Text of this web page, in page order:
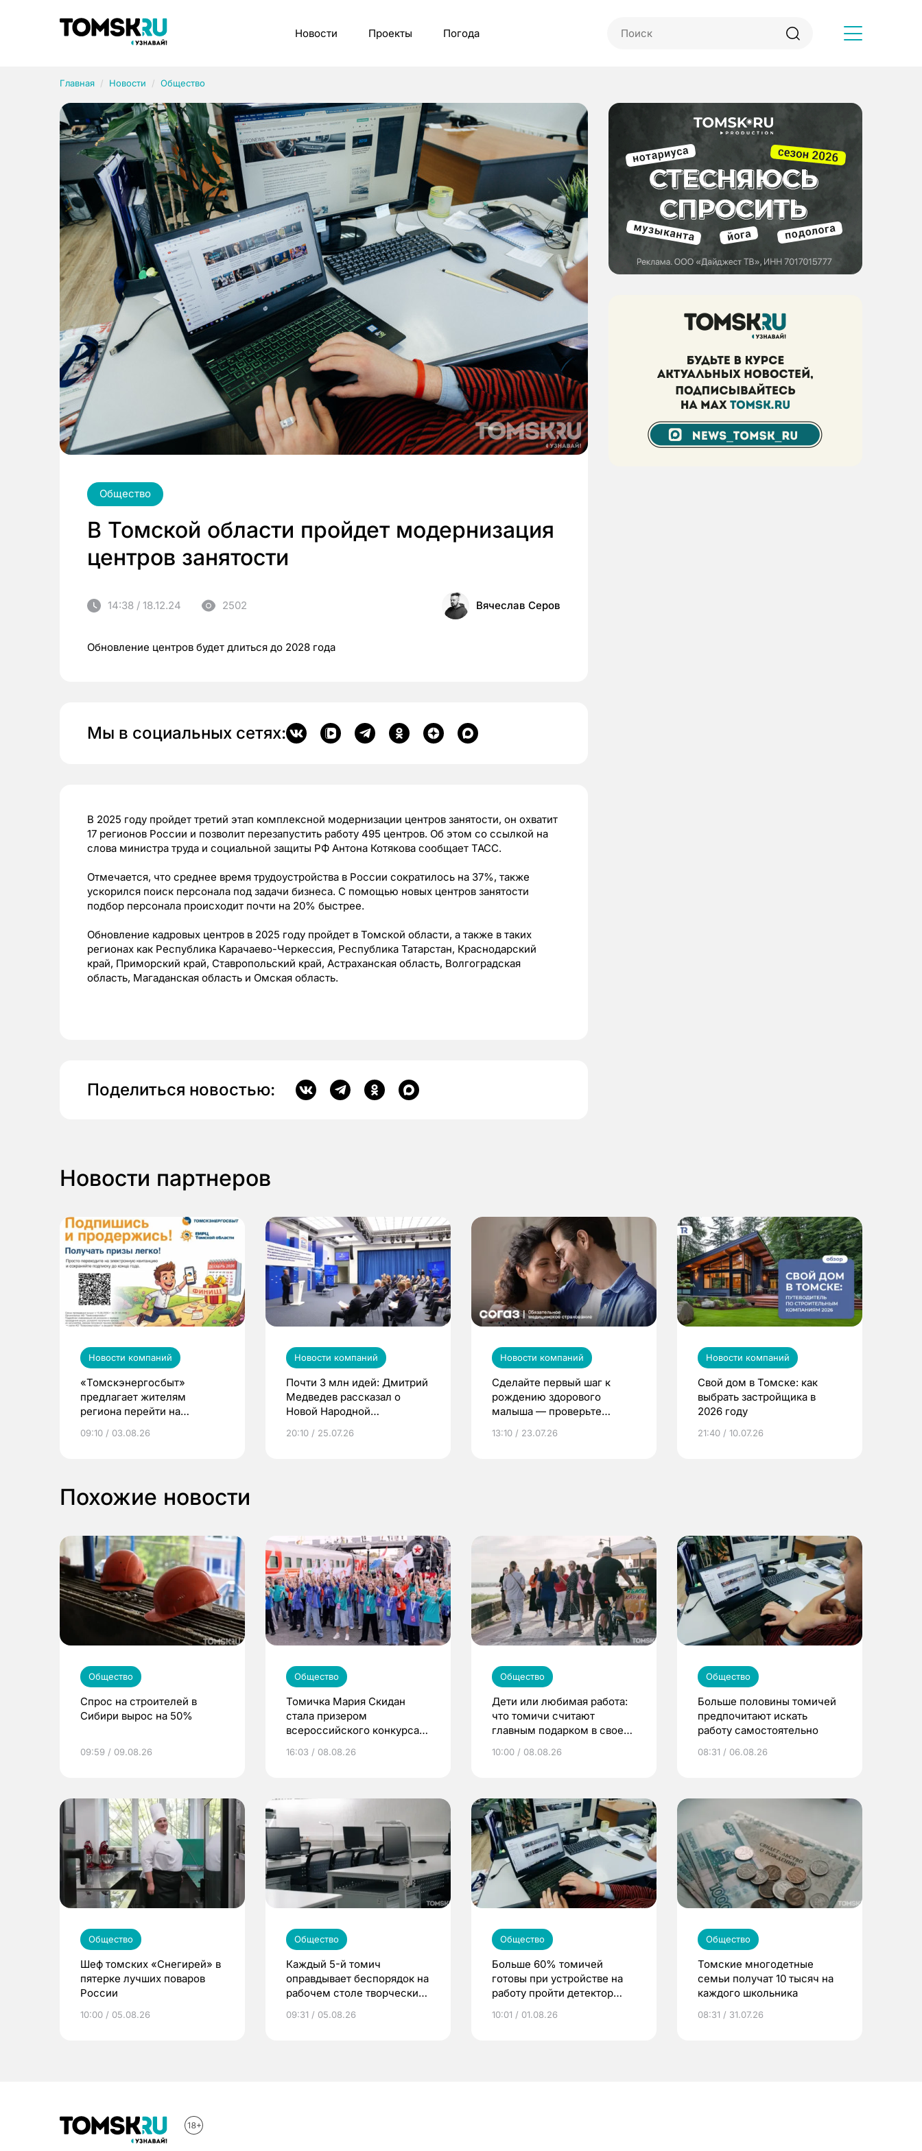
Новости Проекты Погода
Главная Новости Общество
Общество
В Томской области пройдет модернизация
центров занятости
14:38 / 18.12.24 2502 Вячеслав Серов
Обновление центров будет длиться до 2028 года
Мы в социальных сетях:
В 2025 году пройдет третий этап комплексной модернизации центров занятости, он охватит
17 регионов России и позволит перезапустить работу 495 центров. Об этом со ссылкой на
слова министра труда и социальной защиты РФ Антона Котякова сообщает ТАСС.
Отмечается, что среднее время трудоустройства в России сократилось на 37%, также
ускорился поиск персонала под задачи бизнеса. С помощью новых центров занятости
подбор персонала происходит почти на 20% быстрее.
Обновление кадровых центров в 2025 году пройдет в Томской области, а также в таких
регионах как Республика Карачаево-Черкессия, Республика Татарстан, Краснодарский
край, Приморский край, Ставропольский край, Астраханская область, Волгоградская
область, Магаданская область и Омская область.
Поделиться новостью:
Новости партнеров
Новости компаний
«Томскэнергосбыт»
предлагает жителям
региона перейти на
выиграть призы
09:10 / 03.08.26
Новости компаний
Почти 3 млн идей: Дмитрий
Медведев рассказал о
Новой Народной
20:10 / 25.07.26
Новости компаний
Сделайте первый шаг к
рождению здорового
малыша — проверьте
по ОМС!
13:10 / 23.07.26
Новости компаний
Свой дом в Томске: как
выбрать застройщика в
2026 году
21:40 / 10.07.26
Похожие новости
Общество
Спрос на строителей в
Сибири вырос на 50%
09:59 / 09.08.26
Общество
Томичка Мария Скидан
стала призером
всероссийского конкурса
16:03 / 08.08.26
Общество
Дети или любимая работа:
что томичи считают
главным подарком в своей
10:00 / 08.08.26
Общество
Больше половины томичей
предпочитают искать
работу самостоятельно
08:31 / 06.08.26
Общество
Шеф томских «Снегирей» в
пятерке лучших поваров
России
10:00 / 05.08.26
Общество
Каждый 5-й томич
оправдывает беспорядок на
рабочем столе творческим
09:31 / 05.08.26
Общество
Больше 60% томичей
готовы при устройстве на
работу пройти детектор
10:01 / 01.08.26
Общество
Томские многодетные
семьи получат 10 тысяч на
каждого школьника
08:31 / 31.07.26
Рубрики